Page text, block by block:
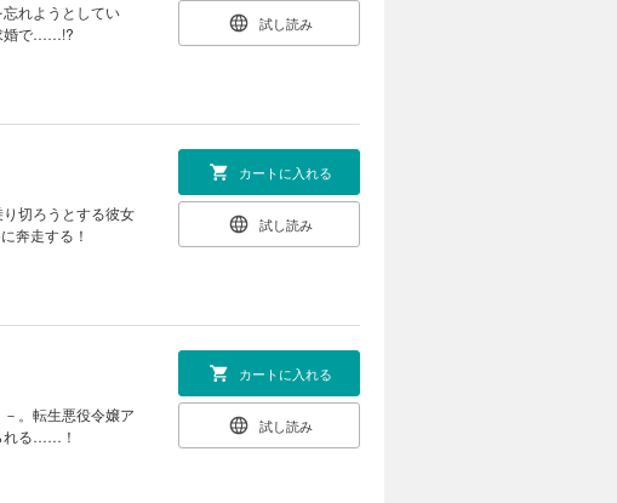
れようとしてい
婚で……!?
試し読み
切ろうとする彼女
奔走する！
カートに入れる
試し読み
。転生悪役令嬢ア
れる……！
カートに入れる
試し読み